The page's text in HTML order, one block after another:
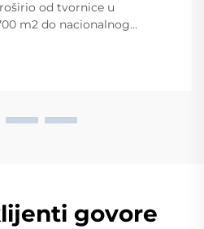
od tvornice u
m2 do nacionalnog
inteligentna rješenja za
OEM/ODM-a još
govore